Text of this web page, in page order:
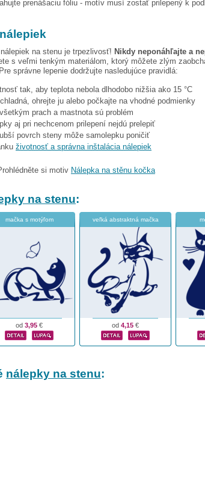
prenášaciu fóliu - motív musí zostať prilepený k
na stenu je trpezlivosť! Nikdy neponáhľajte a
s veľmi tenkým materiálom, ktorý môžete zlým
správne lepenie dodržujte nasledujúce pravidlá:
tak, aby teplota nebola dlhodobo nižšia ako 15 °C
ohrejte ju alebo počkajte na vhodné podmienky
prach a mastnota sú problém
aj pri nechcenom prilepení nejdú prelepiť
povrch steny môže samolepku poničiť
životnosť a správna inštalácia nálepiek
si motiv Nálepka na stěnu kočka
na stenu:
mačka s motýľom
od 3,95 €
veľká abstraktná mačka
od 4,15 €
nálepky na stenu: